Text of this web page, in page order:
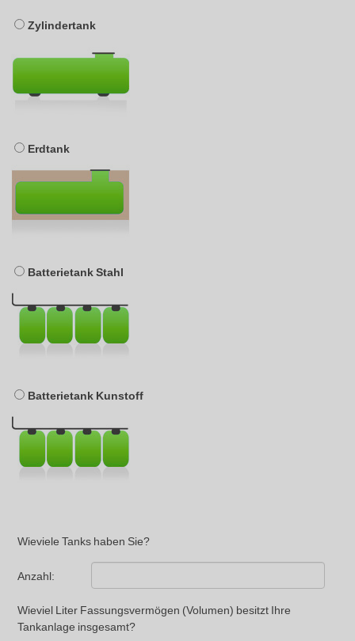
Zylindertank
Erdtank
Batterietank Stahl
Batterietank Kunstoff
Wieviele Tanks haben Sie?
Anzahl:
Wieviel Liter Fassungsvermögen (Volumen) besitzt Ihre
Tankanlage insgesamt?